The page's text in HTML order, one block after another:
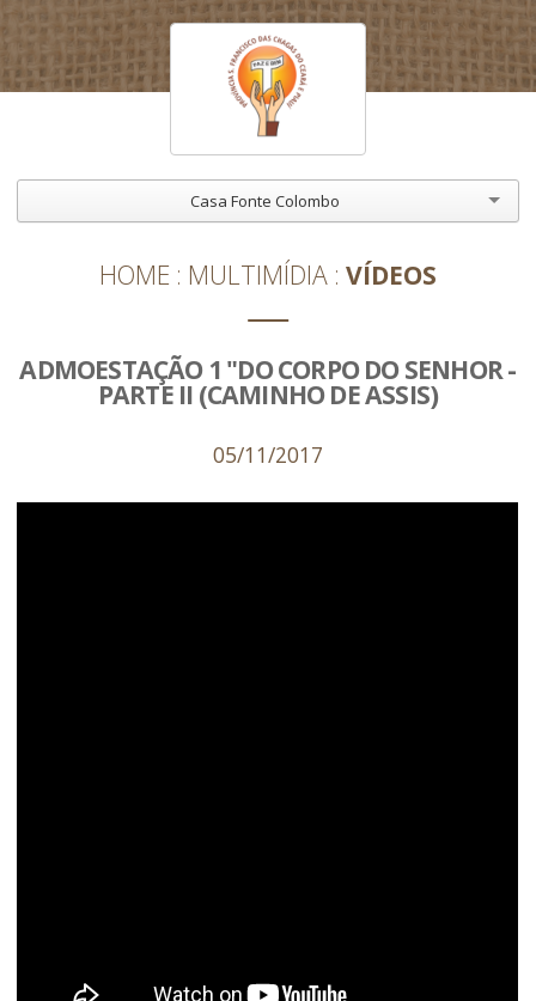
Casa Fonte Colombo
HOME MULTIMÍDIA VÍDEOS
ADMOESTAÇÃO 1 "DO CORPO DO SENHOR -
PARTE II (CAMINHO DE ASSIS)
05/11/2017